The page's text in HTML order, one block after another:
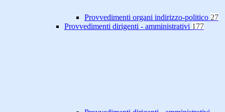
Provvedimenti organi indirizzo-politico 27
Provvedimenti dirigenti - amministrativi 177